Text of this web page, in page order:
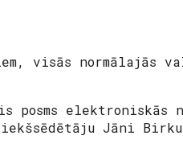
visās normālajās
posms elektroniskās
Jāni